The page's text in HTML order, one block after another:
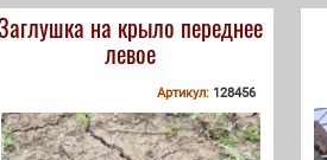
на крыло переднее
левое
Артикул: 128456